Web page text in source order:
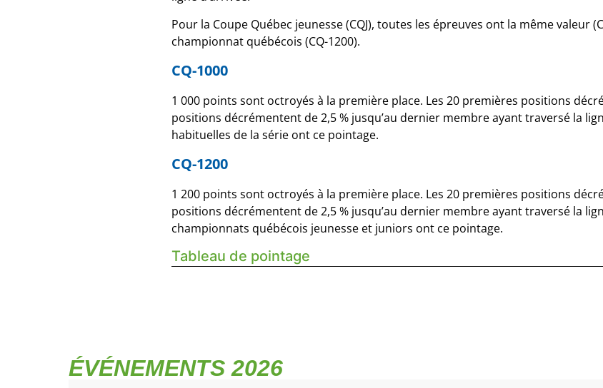
Pour la Coupe Québec jeunesse (CQJ), toutes les épreuves ont la même valeur
championnat québécois (CQ-1200).
CQ-1000
1 000 points sont octroyés à la première place. Les 20 premières positions
positions décrémentent de 2,5 % jusqu’au dernier membre ayant traversé la
habituelles de la série ont ce pointage.
CQ-1200
1 200 points sont octroyés à la première place. Les 20 premières positions
positions décrémentent de 2,5 % jusqu’au dernier membre ayant traversé la
championnats québécois jeunesse et juniors ont ce pointage.
Tableau de pointage
ÉVÉNEMENTS 2026